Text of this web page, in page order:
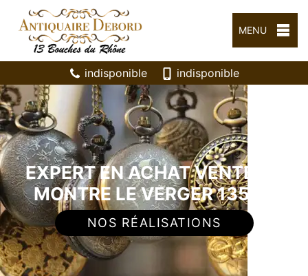
MENU
indisponible indisponible
EXPERT EN ACHAT VENTE DE
MONTRE LE VERGER 13500
NOS RÉALISATIONS